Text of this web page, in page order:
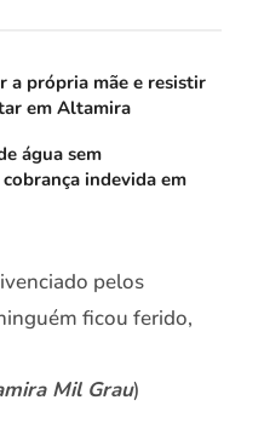
a própria mãe e resistir
em Altamira
água sem
indevida em
pelos
ficou ferido,
Mil Grau)